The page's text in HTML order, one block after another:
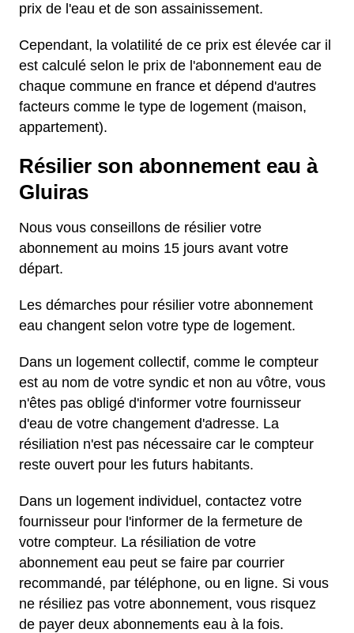
prix de l'eau et de son assainissement.
Cependant, la volatilité de ce prix est élevée car il
est calculé selon le prix de l'abonnement eau de
chaque commune en france et dépend d'autres
facteurs comme le type de logement (maison,
appartement).
Résilier son abonnement eau à
Gluiras
Nous vous conseillons de résilier votre
abonnement au moins 15 jours avant votre
départ.
Les démarches pour résilier votre abonnement
eau changent selon votre type de logement.
Dans un logement collectif, comme le compteur
est au nom de votre syndic et non au vôtre, vous
n'êtes pas obligé d'informer votre fournisseur
d'eau de votre changement d'adresse. La
résiliation n'est pas nécessaire car le compteur
reste ouvert pour les futurs habitants.
Dans un logement individuel, contactez votre
fournisseur pour l'informer de la fermeture de
votre compteur. La résiliation de votre
abonnement eau peut se faire par courrier
recommandé, par téléphone, ou en ligne. Si vous
ne résiliez pas votre abonnement, vous risquez
de payer deux abonnements eau à la fois.